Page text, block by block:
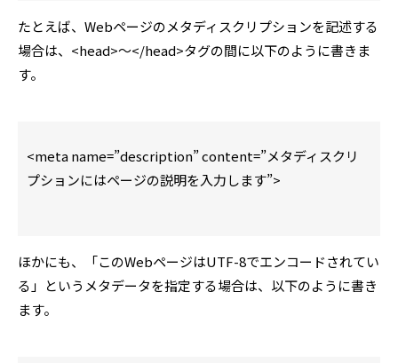
たとえば、Webページのメタディスクリプションを記述する
場合は、<head>～</head>タグの間に以下のように書きま
す。
<meta name=”description” content=”メタディスクリ
プションにはページの説明を入力します”>
ほかにも、「このWebページはUTF-8でエンコードされてい
る」というメタデータを指定する場合は、以下のように書き
ます。